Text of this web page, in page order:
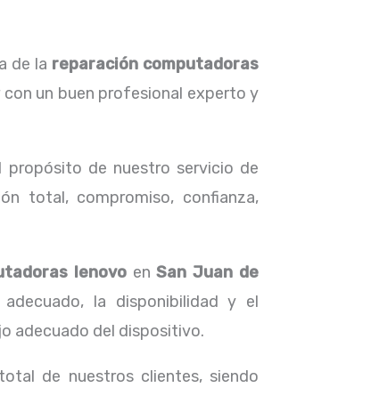
de la reparación computadoras
un buen profesional experto y
propósito de nuestro servicio de
total, compromiso, confianza,
lenovo enSan Juan de
la disponibilidad y el
adecuado del dispositivo.
de nuestros clientes, siendo